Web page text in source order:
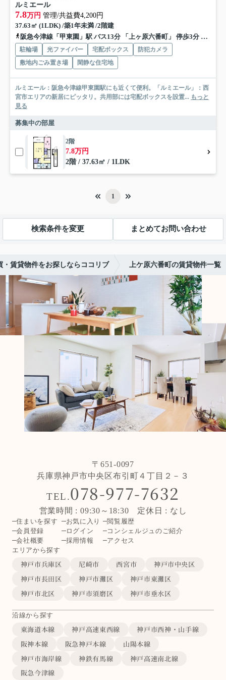
ルミエール
7.8万円 管理/共益費4,200円
37.63㎡ (1LDK) /築1年未満 /2階建
阪急今津線「甲東園」駅 バス13分 「上ヶ原六番町」 停歩3分
阪急
駐輪場 光ファイバー 宅配ボックス
防犯カメラ
敷地内ごみ置き場
閑静な住宅地
ルミエール：阪急今津線甲東園駅にも近くて便利。「ルミエール」：西
宮市エリアの新居にピッタリ。共用部には宅配ボックスを設置... もっと
見る
募集中の部屋
2階
7.8万円
2階 / 37.63㎡ / 1LDK
1
検索条件を変更 まとめてお問い合わせ
・賃貸物件をお探しならココリブ 上ケ原六番町の賃貸物件一覧
〒651-0097
兵庫県神戸市中央区布引町４丁目２－３
TEL.078-977-7632
営業時間 : 09:30～18:30 定休日 : なし
住まいを探す お気に入り
閲覧履歴
会員登録
ログイン
コンシェルジュのご紹介
会社概要
採用情報
アクセス
エリアから探す
神戸市兵庫区 尼崎市 西宮市
神戸市中央区
神戸市長田区
神戸市灘区
神戸市東灘区
神戸市北区
神戸市須磨区 神戸市垂水区
沿線から探す
東海道本線 神戸高速東西線
神戸市西神・山手線
阪神本線
阪急神戸本線
山陽本線
神戸市海岸線
神鉄有馬線
神戸高速南北線
阪急今津線